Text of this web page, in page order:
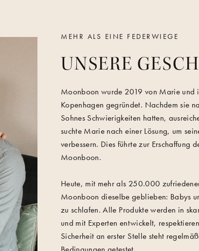
MEHR ALS EINE FEDERWIEGE
UNSERE
Moonboon wurde 2019 von Marie und
Kopenhagen gegründet. Nachdem sie
Sohnes Schwierigkeiten hatten,
suchte Marie nach einer Lösung, um
verbessern. Dies führte zur Erschaffung
Moonboon.
Heute, mit mehr als 250.000
Moonboon dieselbe geblieben: Babys
zu schlafen. Alle Produkte werden in
und mit Experten entwickelt,
Sicherheit an erster Stelle steht